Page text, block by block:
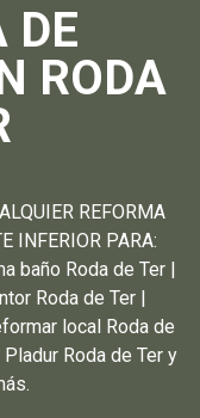
DE
RODA
REFORMA
INFERIOR PARA:
baño Roda de Ter |
Roda de Ter |
local Roda de
Roda de Ter y